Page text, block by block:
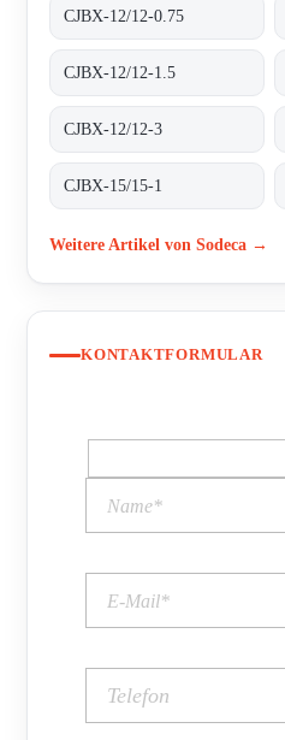
CJBX-12/12-0.75
CJBX-12/12-1.5
CJBX-12/12-3
CJBX-15/15-1
Weitere Artikel von Sodeca →
KONTAKTFORMULAR